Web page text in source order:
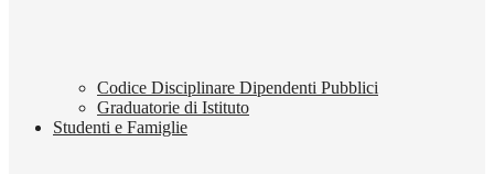
Codice Disciplinare Dipendenti Pubblici
Graduatorie di Istituto
Studenti e Famiglie